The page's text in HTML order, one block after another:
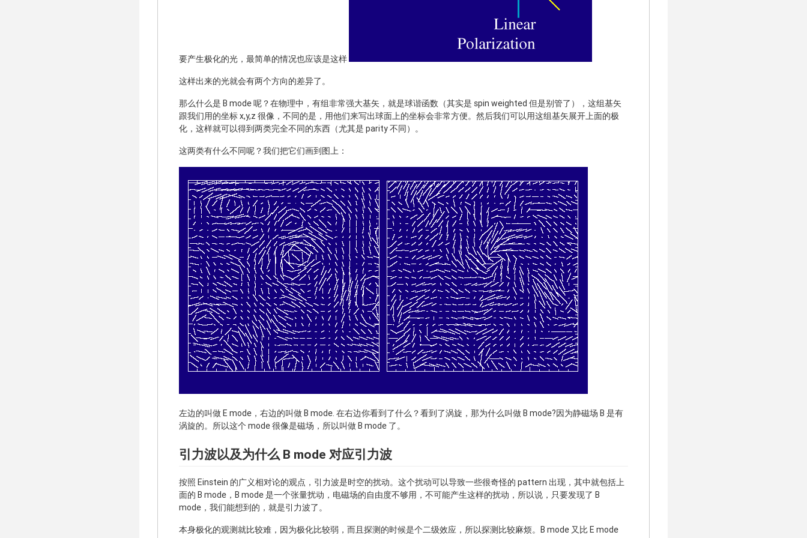
要产生极化的光，最简单的情况也应该是这样
这样出来的光就会有两个方向的差异了。
那么什么是 B mode 呢？在物理中，有组非常强大基矢，就是球谐函数（其实是 spin weighted 但是别管了），这组基矢
跟我们用的坐标 x,y,z 很像，不同的是，用他们来写出球面上的坐标会非常方便。然后我们可以用这组基矢展开上面的极
化，这样就可以得到两类完全不同的东西（尤其是 parity 不同）。
这两类有什么不同呢？我们把它们画到图上：
左边的叫做 E mode，右边的叫做 B mode. 在右边你看到了什么？看到了涡旋，那为什么叫做 B mode?因为静磁场 B 是有
涡旋的。所以这个 mode 很像是磁场，所以叫做 B mode 了。
引力波以及为什么 B mode 对应引力波
按照 Einstein 的广义相对论的观点，引力波是时空的扰动。这个扰动可以导致一些很奇怪的 pattern 出现，其中就包括上
面的 B mode，B mode 是一个张量扰动，电磁场的自由度不够用，不可能产生这样的扰动，所以说，只要发现了 B
mode，我们能想到的，就是引力波了。
本身极化的观测就比较难，因为极化比较弱，而且探测的时候是个二级效应，所以探测比较麻烦。B mode 又比 E mode